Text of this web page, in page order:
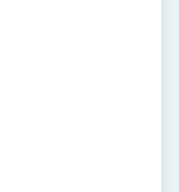
合作，整合台灣雄厚數
標
次「參與亞太經濟合作
府外交表現，高度支持
之光」為題發表2026新
國安行動方案」記者
和平 以決心掌握國家